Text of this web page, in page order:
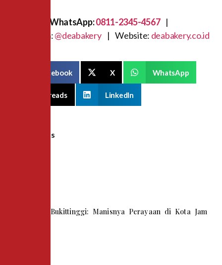
WhatsApp:0811-2345-4567|
Instagram:@deabakery | Website: deabakery.co.id
Facebook X WhatsApp
Threads LinkedIn
Recent Posts
Kue Tart Bukittinggi: Manisnya Perayaan di Kota Jam